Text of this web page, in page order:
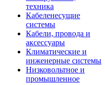
техника
Кабеленесущие
системы
Кабели, провода и
аксессуары
Климатические и
инженерные системы
Низковольтное и
промышленное